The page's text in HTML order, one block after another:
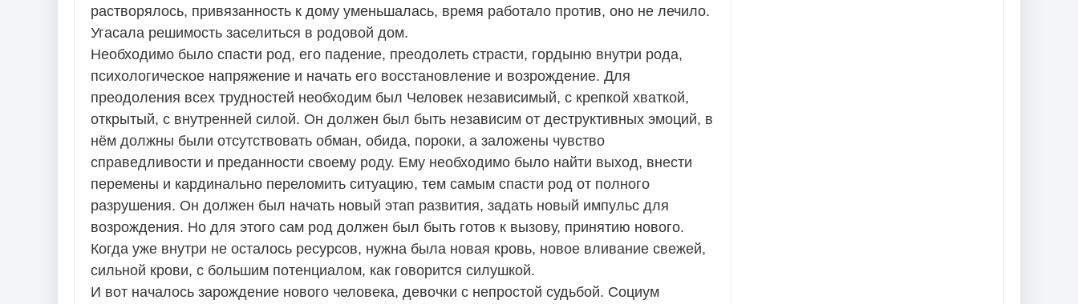
растворялось, привязанность к дому уменьшалась, время работало против, оно не лечило.
Угасала решимость заселиться в родовой дом.
Необходимо было спасти род, его падение, преодолеть страсти, гордыню внутри рода,
психологическое напряжение и начать его восстановление и возрождение. Для
преодоления всех трудностей необходим был Человек независимый, с крепкой хваткой,
открытый, с внутренней силой. Он должен был быть независим от деструктивных эмоций, в
нём должны были отсутствовать обман, обида, пороки, а заложены чувство
справедливости и преданности своему роду. Ему необходимо было найти выход, внести
перемены и кардинально переломить ситуацию, тем самым спасти род от полного
разрушения. Он должен был начать новый этап развития, задать новый импульс для
возрождения. Но для этого сам род должен был быть готов к вызову, принятию нового.
Когда уже внутри не осталось ресурсов, нужна была новая кровь, новое вливание свежей,
сильной крови, с большим потенциалом, как говорится силушкой.
И вот началось зарождение нового человека, девочки с непростой судьбой. Социум